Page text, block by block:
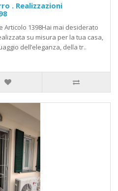
. Realizzazioni
Articolo 1398Hai mai desiderato
su misura per la tua casa,
dell’eleganza, della tr..